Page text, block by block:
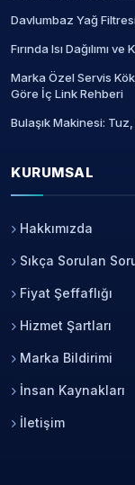
Davlumbaz Yağ
Fırında Isı Dağılımı
Marka Özel Servis
Göre İç Link Rehberi
Bulaşık Makinesi:
KURUMSAL
Hakkımızda
Sıkça Sorulan
Fiyat Şeffaflığı
Hizmet Şartları
Marka Bildirimi
İnsan Kaynakları
İletişim